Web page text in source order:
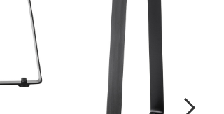
Next